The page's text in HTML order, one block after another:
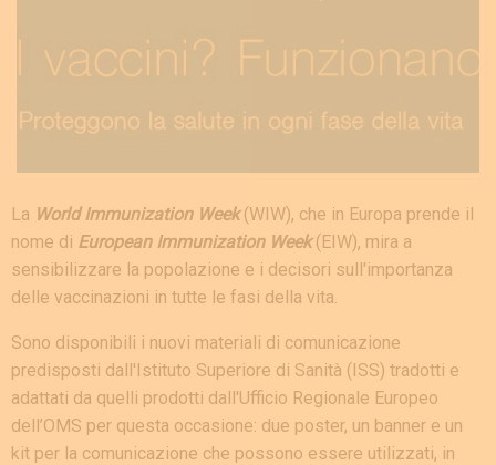
La World Immunization Week(WIW), che in Europa prende il
nome di European Immunization Week(EIW), mira a
sensibilizzare la popolazione e i decisori sull'importanza
delle vaccinazioni in tutte le fasi della vita.
Sono disponibili i nuovi materiali di comunicazione
predisposti dall'Istituto Superiore di Sanità (ISS) tradotti e
adattati da quelli prodotti dall'Ufficio Regionale Europeo
dell’OMS per questa occasione: due poster, un banner e un
kit per la comunicazione che possono essere utilizzati, in